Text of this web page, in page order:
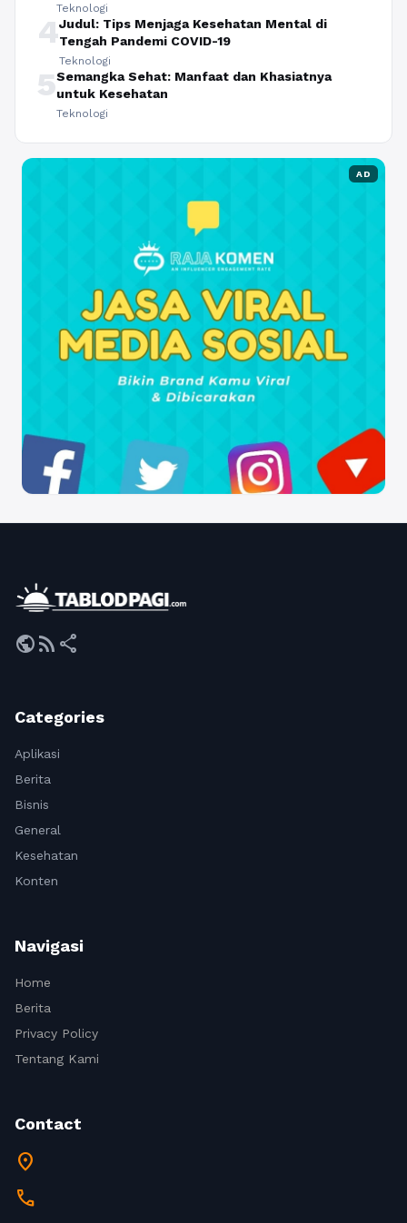
Teknologi
4Judul: Tips Menjaga Kesehatan Mental di
Tengah Pandemi COVID-19
Teknologi
5Semangka Sehat: Manfaat dan Khasiatnya
untuk Kesehatan
Teknologi
AD
publicrss_feed share
Categories
Aplikasi
Berita
Bisnis
General
Kesehatan
Konten
Navigasi
Home
Berita
Privacy Policy
Tentang Kami
Contact
location_on
call